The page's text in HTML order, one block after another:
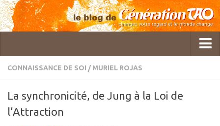
GTAO Rédaction
CONNAISSANCE DE SOI / MURIEL ROJAS
La synchronicité, de Jung à la Loi de
l’Attraction